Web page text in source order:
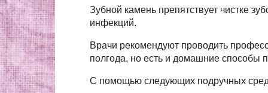
Зубной камень препятствует чистке
инфекций.
Врачи рекомендуют проводить
полгода, но есть и домашние способы
С помощью следующих подручных